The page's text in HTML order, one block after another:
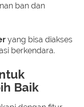
ban dan
yang bisa diakses
berkendara.
Baik